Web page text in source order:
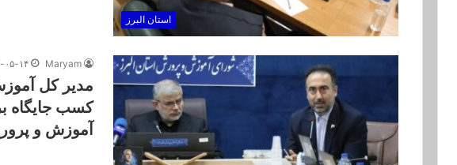
استان البرز
Maryam ۱۴۰۵-
مدیر کل
کسب جایگاه
آموزش و